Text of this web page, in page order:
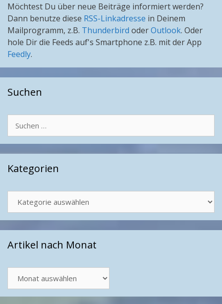
Möchtest Du über neue Beiträge informiert werden?
Dann benutze diese RSS-Linkadresse in Deinem
Mailprogramm, z.B. Thunderbird oderOutlook. Oder
hole Dir die Feeds auf's Smartphone z.B. mit der App
Feedly.
Suchen
nach:
Kategorien
Artikel nach Monat
nach
Monat